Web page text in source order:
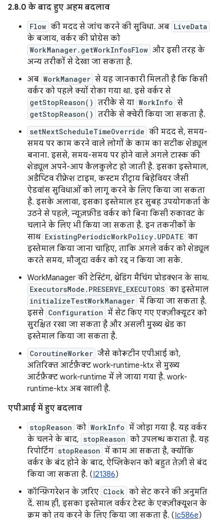
2.8.0 के बाद हुए अहम बदलाव
Flow की मदद से जांच करने की सुविधा. अब LiveData
के बजाय, वर्कर की प्रोग्रेस को
WorkManager.getWorkInfosFlow और इसी तरह के
अन्य तरीकों से देखा जा सकता है.
अब WorkManager से यह जानकारी मिलती है कि किसी
वर्कर को पहले क्यों रोका गया था. इसे वर्कर से
getStopReason() तरीके से या WorkInfo से
getStopReason() तरीके से क्वेरी किया जा सकता है.
setNextScheduleTimeOverride की मदद से, समय-
समय पर काम करने वाले लोगों के काम का सटीक शेड्यूल
बनाना. इससे, समय-समय पर होने वाले अगले टास्क की
शेड्यूल अपने-आप कैलकुलेट हो जाती है. इसका इस्तेमाल,
अडैप्टिव रीफ़्रेश टाइम, कस्टम रीट्राय बिहेवियर जैसी
ऐडवांस सुविधाओं को लागू करने के लिए किया जा सकता
है. इसके अलावा, इसका इस्तेमाल हर सुबह उपयोगकर्ता के
उठने से पहले, न्यूज़फ़ीड वर्कर को बिना किसी रुकावट के
चलाने के लिए भी किया जा सकता है. इन तकनीकों के
साथ ExistingPeriodicWorkPolicy.UPDATE का
इस्तेमाल किया जाना चाहिए, ताकि अगले वर्कर को शेड्यूल
करते समय, मौजूदा वर्कर को रद्द न किया जा सके.
WorkManager की टेस्टिंग, थ्रेडिंग मैचिंग प्रोडक्शन के साथ.
ExecutorsMode.PRESERVE_EXECUTORS का इस्तेमाल
initializeTestWorkManager में किया जा सकता है.
इससे Configuration में सेट किए गए एक्ज़ीक्यूटर को
सुरक्षित रखा जा सकता है और असली मुख्य थ्रेड का
इस्तेमाल किया जा सकता है.
CoroutineWorker जैसे कोरूटीन एपीआई को,
अतिरिक्त आर्टफ़ैक्ट work-runtime-ktx से मुख्य
आर्टफ़ैक्ट work-runtime में ले जाया गया है. work-
runtime-ktx अब खाली है.
एपीआई में हुए बदलाव
stopReason को WorkInfo में जोड़ा गया है. यह वर्कर
के चलने के बाद, stopReason को उपलब्ध कराता है. यह
रिपोर्टिंग stopReason में काम आ सकता है, क्योंकि
वर्कर के बंद होने के बाद, ऐप्लिकेशन को बहुत तेज़ी से बंद
किया जा सकता है. (I21386)
कॉन्फ़िगरेशन के ज़रिए Clock को सेट करने की अनुमति
दें. साथ ही, इसका इस्तेमाल वर्कर टेस्ट के एक्ज़ीक्यूशन के
क्रम को तय करने के लिए किया जा सकता है. (Ic586e)